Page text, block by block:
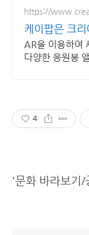
https://
케이팝은 크리에이점프 앱 다운
로드
AR을 이용하여
다양한 응원봉
4
'문화 바라보기/